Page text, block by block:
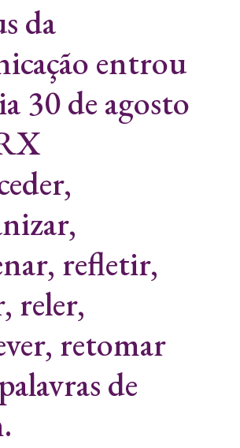
da
entrou
30 de agosto
refletir,
reler,
retomar
de